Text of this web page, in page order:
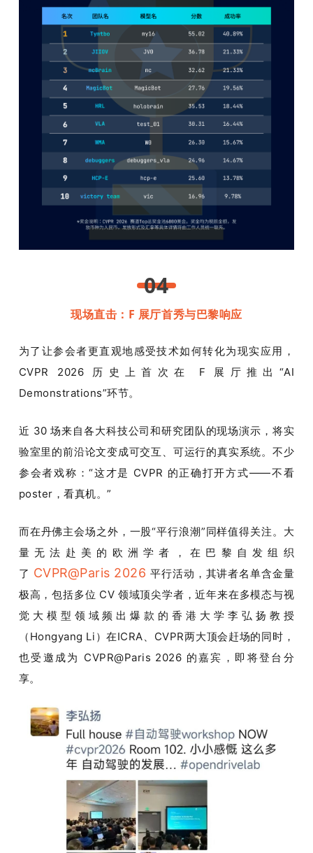
04
现场直击：F 展厅首秀与巴黎响应
为了让参会者更直观地感受技术如何转化为现实应用，
CVPR 2026 历史上首次在 F 展厅推出“AI
Demonstrations”环节。
近 30 场来自各大科技公司和研究团队的现场演示，将实
验室里的前沿论文变成可交互、可运行的真实系统。不少
参会者戏称：“这才是 CVPR 的正确打开方式——不看
poster，看真机。”
而在丹佛主会场之外，一股“平行浪潮”同样值得关注。大
量无法赴美的欧洲学者，在巴黎自发组织
了 CVPR@Paris 2026 平行活动，其讲者名单含金量
极高，包括多位 CV 领域顶尖学者，近年来在多模态与视
觉大模型领域频出爆款的香港大学李弘扬教授
（Hongyang Li）在ICRA、CVPR两大顶会赶场的同时，
也受邀成为 CVPR@Paris 2026 的嘉宾，即将登台分
享。